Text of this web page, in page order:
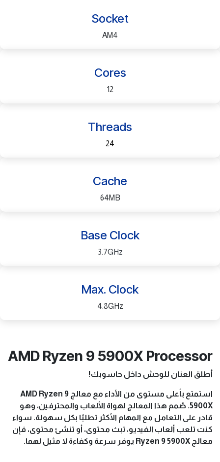
Socket
AM4
Cores
12
Threads
24​
Cache
64MB
Base Clock
3.7GHz
Max. Clock
4.8GHz
AMD Ryzen 9 5900X Processor
أطلق العنان للوحش داخل حاسوبك!
استمتع بأعلى مستوى من الأداء مع معالج AMD Ryzen 9
5900X. صُمم هذا المعالج لهواة الألعاب والمحترفين، وهو
قادر على التعامل مع المهام الأكثر تطلبًا بكل سهولة. سواء
كنت تلعب ألعاب الفيديو، تبث محتوى، أو تنشئ محتوى، فإن
معالج Ryzen 9 5900X يوفر سرعة وكفاءة لا مثيل لهما.